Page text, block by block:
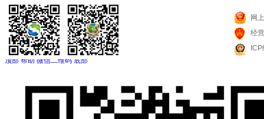
网
经
顶部 帮助 微信二维码 底部